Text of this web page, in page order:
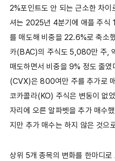
2%포인트도 안 되는 근소한 차이
셔는 2025년 4분기에 애플 주식
를 매도해 비중을 22.6%로 축소
카(BAC)의 주식도 5,080만 주,
매도하면서 비중을 9% 정도 줄
(CVX)은 800여만 주를 추가로
코카콜라(KO) 주식은 변동이 없
자리에 오른 알파벳을 추가 매수
지만 추가 매수는 하지 않은 것으
상위 5개 종목의 변화를 한마디로